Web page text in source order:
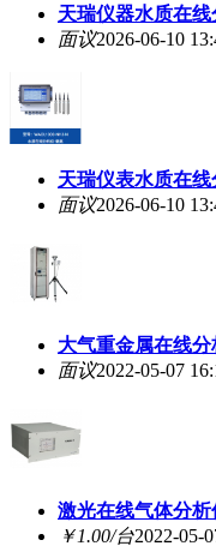
天瑞仪器水质在
面议2026-06-10
天瑞仪表水质在
面议2026-06-10
大气重金属在线
面议2022-05-07
激光在线气体分析
￥1.00/台2022-05-